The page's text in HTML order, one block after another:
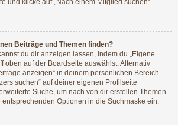
Beiträge und Themen finden?
du dir anzeigen lassen, indem du „Eigene
oben auf der Boardseite auswählst. Alternativ
anzeigen“ in deinem persönlichen Bereich
suchen“ auf deiner eigenen Profilseite
Suche, um nach von dir erstellen Themen
Optionen in die Suchmaske ein.